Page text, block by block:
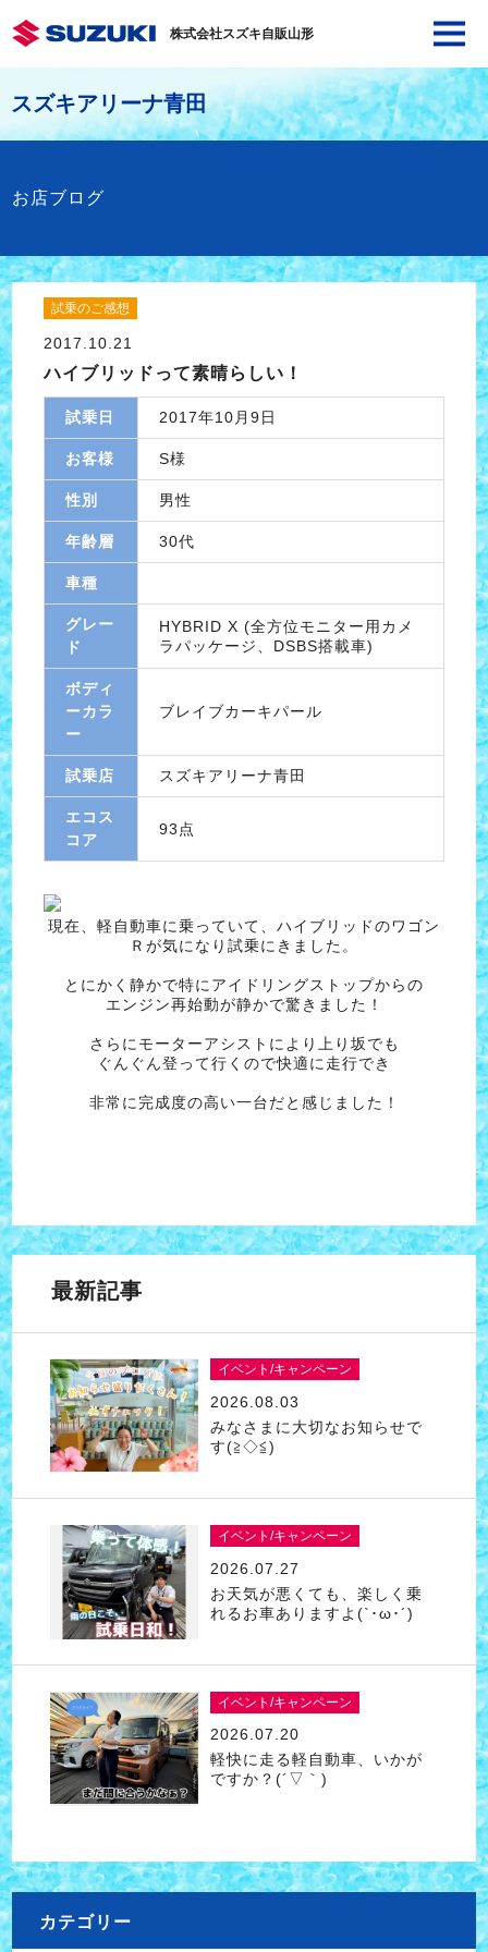
株式会社スズキ自販山形
スズキアリーナ青田
お店ブログ
試乗のご感想
2017.10.21
ハイブリッドって素晴らしい！
試乗日 2017年10月9日
お客様 S様
性別 男性
年齢層 30代
車種
グレー
ド
HYBRID X (全方位モニター用カメ
ラパッケージ、DSBS搭載車)
ボディ
ーカラ
ー
ブレイブカーキパール
試乗店 スズキアリーナ青田
エコス
コア
93点
現在、軽自動車に乗っていて、ハイブリッドのワゴン
Ｒが気になり試乗にきました。
とにかく静かで特にアイドリングストップからの
エンジン再始動が静かで驚きました！
さらにモーターアシストにより上り坂でも
ぐんぐん登って行くので快適に走行でき
非常に完成度の高い一台だと感じました！
最新記事
イベント/キャンペーン
2026.08.03
みなさまに大切なお知らせで
す(≧◇≦)
イベント/キャンペーン
2026.07.27
お天気が悪くても、楽しく乗
れるお車ありますよ(`･ω･´)
イベント/キャンペーン
2026.07.20
軽快に走る軽自動車、いかが
ですか？(´▽｀)
カテゴリー